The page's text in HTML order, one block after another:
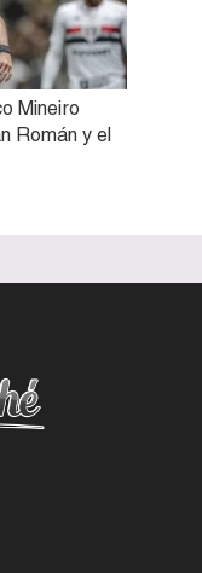
Mineiro
Román y el